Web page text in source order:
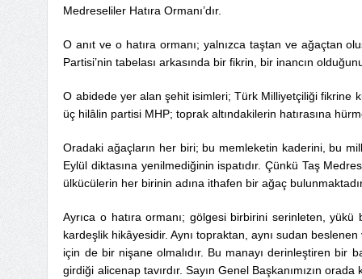
Medreseliler Hatıra Ormanı’dır.
O anıt ve o hatıra ormanı; yalnızca taştan ve ağaçtan
Partisi’nin tabelası arkasında bir fikrin, bir inancın
O abidede yer alan şehit isimleri; Türk Milliyetçiliği fikrine
üç hilâlin partisi MHP; toprak altındakilerin hatırasına
Oradaki ağaçların her biri; bu memleketin kaderini, bu
Eylül diktasına yenilmediğinin ispatıdır. Çünkü Taş
ülkücülerin her birinin adına ithafen bir ağaç
Ayrıca o hatıra ormanı; gölgesi birbirini serinleten,
kardeşlik hikâyesidir. Aynı topraktan, aynı sudan
için de bir nişane olmalıdır. Bu manayı derinleştiren bir
girdiği alicenap tavırdır. Sayın Genel Başkanımızın